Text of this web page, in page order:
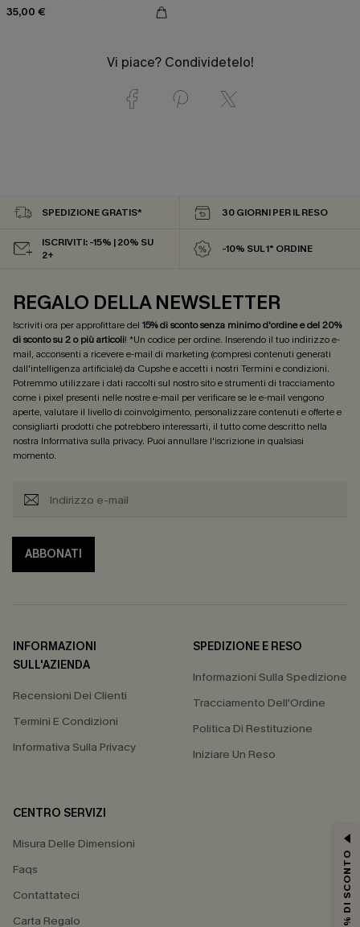
35,00 €
Vi piace? Condividetelo!
SPEDIZIONE GRATIS* 30 GIORNI PER IL RESO
ISCRIVITI: -15% | 20% SU
2+
-10% SUL 1° ORDINE
REGALO DELLA NEWSLETTER
Iscriviti ora per approfittare del 15% di sconto senza minimo d'ordine e del 20%
di sconto su 2 o più articoli! *Un codice per ordine. Inserendo il tuo indirizzo e-
mail, acconsenti a ricevere e-mail di marketing (compresi contenuti generati
dall'intelligenza artificiale) da Cupshe e accetti i nostri Termini e condizioni.
Potremmo utilizzare i dati raccolti sul nostro sito e strumenti di tracciamento
come i pixel presenti nelle nostre e-mail per verificare se le e-mail vengono
aperte, valutare il livello di coinvolgimento, personalizzare contenuti e offerte e
consigliarti prodotti che potrebbero interessarti, il tutto come descritto nella
nostra Informativa sulla privacy. Puoi annullare l'iscrizione in qualsiasi
momento.
ABBONATI
INFORMAZIONI
SULL'AZIENDA
Recensioni Dei Clienti
Termini E Condizioni
Informativa Sulla Privacy
SPEDIZIONE E RESO
Informazioni Sulla Spedizione
Tracciamento Dell'Ordine
Politica Di Restituzione
Iniziare Un Reso
CENTRO SERVIZI
Misura Delle Dimensioni
Faqs
Contattateci
Carta Regalo
15% DI SCONTO